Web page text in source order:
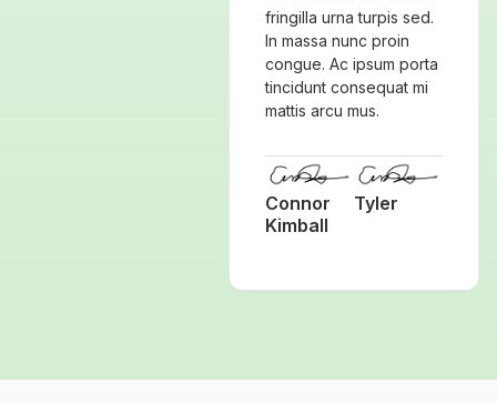
fringilla urna turpis sed.
In massa nunc proin
congue. Ac ipsum porta
tincidunt consequat mi
mattis arcu mus.
Connor
Kimball
Tyler